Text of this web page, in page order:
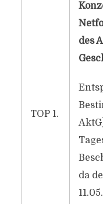
TOP 1.
des
da